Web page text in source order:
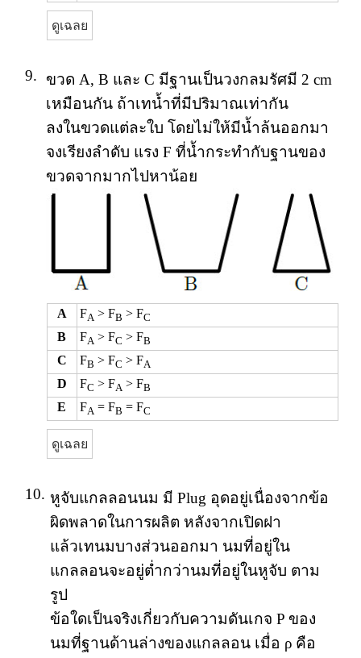
ดูเฉลย
9.
ขวด A, B และ C มีฐานเป็นวงกลมรัศมี 2 cm
เหมือนกัน ถ้าเทน้ำที่มีปริมาณเท่ากัน
ลงในขวดแต่ละใบ โดยไม่ให้มีน้ำล้นออกมา
จงเรียงลำดับ แรง F ที่น้ำกระทำกับฐานของ
ขวดจากมากไปหาน้อย
A FA > FB > FC
B FA > FC > FB
C FB > FC > FA
D FC > FA > FB
E FA = FB = FC
ดูเฉลย
10. หูจับแกลลอนนม มี Plug อุดอยู่เนื่องจากข้อ
ผิดพลาดในการผลิต หลังจากเปิดฝา
แล้วเทนมบางส่วนออกมา นมที่อยู่ใน
แกลลอนจะอยู่ต่ำกว่านมที่อยู่ในหูจับ ตาม
รูป
ข้อใดเป็นจริงเกี่ยวกับความดันเกจ P ของ
นมที่ฐานด้านล่างของแกลลอน เมื่อ ρ คือ